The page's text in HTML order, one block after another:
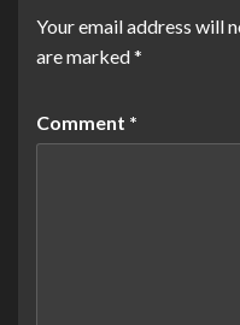
Your email address will
are marked*
Comment *